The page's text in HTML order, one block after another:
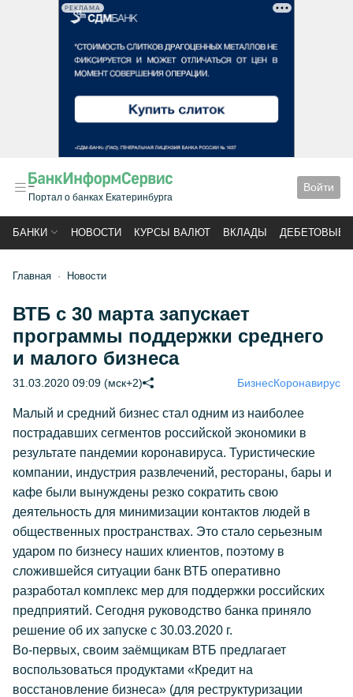
РЕКЛАМА
Портал о банках Екатеринбурга
Войти
БАНКИ НОВОСТИ КУРСЫ ВАЛЮТ ВКЛАДЫ ДЕБЕТОВЫЕ
Главная Новости
ВТБ с 30 марта запускает
программы поддержки среднего
и малого бизнеса
31.03.2020 09:09 (мск+2) БизнесКоронавирус
Малый и средний бизнес стал одним из наиболее
пострадавших сегментов российской экономики в
результате пандемии коронавируса. Туристические
компании, индустрия развлечений, рестораны, бары и
кафе были вынуждены резко сократить свою
деятельность для минимизации контактов людей в
общественных пространствах. Это стало серьезным
ударом по бизнесу наших клиентов, поэтому в
сложившейся ситуации банк ВТБ оперативно
разработал комплекс мер для поддержки российских
предприятий. Сегодня руководство банка приняло
решение об их запуске с 30.03.2020 г.
Во-первых, своим заёмщикам ВТБ предлагает
воспользоваться продуктами «Кредит на
восстановление бизнеса» (для реструктуризации